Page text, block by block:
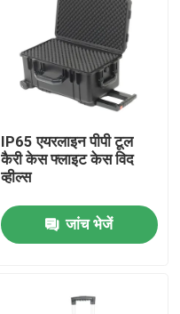
IP65 एयरलाइन पीपी टूल
कैरी केस फ्लाइट केस विद
व्हील्स
जांच भेजें